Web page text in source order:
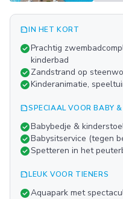
summarizeIN HET KORT
check_circlePrachtig
kinderbad
check_circleZandstrand op
check_circleKinderanimatie,
summarizeSPECIAAL VOOR BABY
check_circleBabybedje &
check_circleBabysitservice (tegen
check_circleSpetteren in het
summarizeLEUK VOOR TIENERS
check_circleAquapark met